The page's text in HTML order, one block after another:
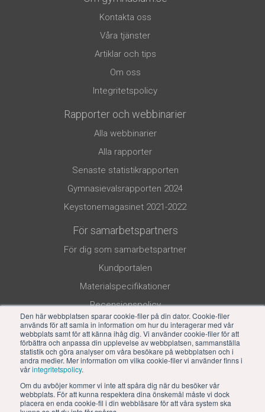
Den här webbplatsen sparar cookie-filer på din dator. Cookie-filer
används för att samla in information om hur du interagerar med vår
webbplats samt för att känna ihåg dig. Vi använder cookie-filer för att
förbättra och anpassa din upplevelse av webbplatsen, sammanställa
statistik och göra analyser om våra besökare på webbplatsen och i
andra medier. Mer information om vilka cookie-filer vi använder finns i
vårintegritetspolicy.
Om du avböjer kommer vi inte att spåra dig när du besöker vår
webbplats. För att kunna respektera dina önskemål måste vi dock
placera en enda cookie-fil i din webbläsare för att våra system ska
Kontakta oss
Våra tjänster
Artiklar och tips
Om oss
Integritetspolicy
Rapporter och webbinarier
Alla webbinarier
Alla rapporter
Senaste statistikrapporten
Gymnasievalsrapporten 2024
Keystonemagasinet 2021-2022
För samarbetspartners
För dig som samarbetspartner
Kundportalen
Materialspecifikationer
Recensionspolicy